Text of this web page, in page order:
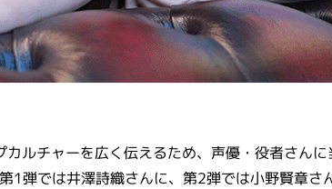
カルチャーを広く伝えるため、声優・役者さん
1弾では井澤詩織さんに、第2弾では小野賢章さ